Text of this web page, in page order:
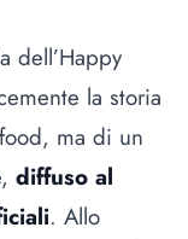
dell’Happy
la storia
, ma di un
diffuso al
. Allo